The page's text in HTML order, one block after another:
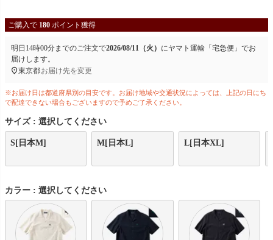
ご購入で 180 ポイント獲得
明日 14時00分までのご注文で2026/08/11（火） にヤマト運輸「宅急便」 でお
届けします。
東京都お届け先を変更
※お届け日は都道府県別の目安です。お届け地域や交通状況によっては、上記の日にち
で配達できない場合もございますので予めご了承ください。
サイズ 選択してください
S[日本M] M[日本L] L[日本XL]
カラー 選択してください